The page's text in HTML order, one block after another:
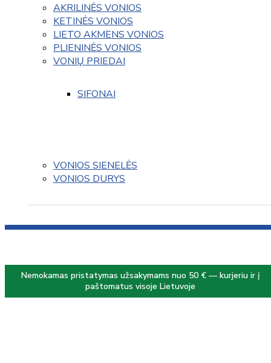
AKRILINĖS VONIOS
KETINĖS VONIOS
LIETO AKMENS VONIOS
PLIENINĖS VONIOS
VONIŲ PRIEDAI
SIFONAI
VONIOS SIENELĖS
VONIOS DURYS
Nemokamas pristatymas užsakymams nuo 50 € — kurjeriu ir į
paštomatus visoje Lietuvoje